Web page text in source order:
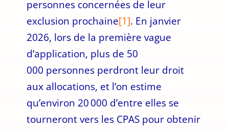
personnes concernées de leur
exclusion prochaine[1]. En janvier
2026, lors de la première vague
d’application, plus de 50
000 personnes perdront leur droit
aux allocations, et l’on estime
qu’environ 20 000 d’entre elles se
tourneront vers les CPAS pour obtenir